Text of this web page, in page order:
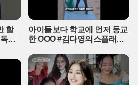
랜드력이 시너지를 내면서 오프라인 매
정도다.시장의 열기가 뜨거워지자 경쟁
르며 수요 선점에 나섰다. 대상 청정원
으로 열무비빔국수와 물냉면을 출시하며
시즌 한정판 냉면을 선보이며 프리미엄
기업들은 폭염이 장기화될 것으로 예상되
편의성을 갖춘 제품군을 더욱 보강할 계
할
서
아이들보다 학교에 먼저 등교
한 OOO #김다영의스플래시